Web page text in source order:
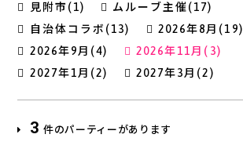
見附市(1)
ムルーブ主催(17)
自治体コラボ(13)
2026年8月(19)
2026年9月(4)
2026年11月(3)
2027年1月(2)
2027年3月(2)
3 件のパーティーがあります